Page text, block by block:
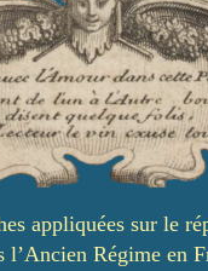
appliquées sur le
Régime en